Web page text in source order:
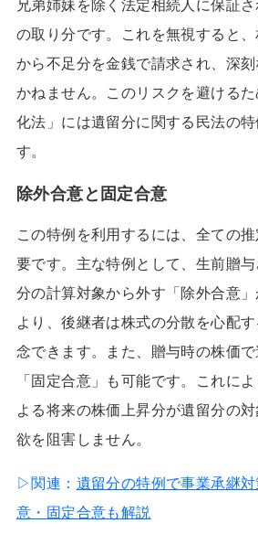
兄弟姉妹を除く法定相続人に保証
の取り分です。これを無視すると
から不足分を金銭で請求され、深
かねません。このリスクを避ける
化法」には遺留分に関する民法の
す。
除外合意と固定合意
この特例を利用するには、全ての
要です。主な特例として、生前贈
分の計算対象から外す「除外合意
より、後継者は株式の分散を心配
念できます。また、贈与時の株価
「固定合意」も可能です。これに
よる将来の株価上昇分が遺留分の
欲を阻害しません。
▷関連： 遺留分の特例で事業承継
意・固定合意も解説